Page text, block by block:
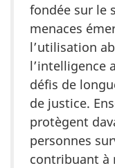
fondée sur le
menaces
l’utilisation
l’intelligence
défis de
de justice.
protègent
personnes
contribuant à